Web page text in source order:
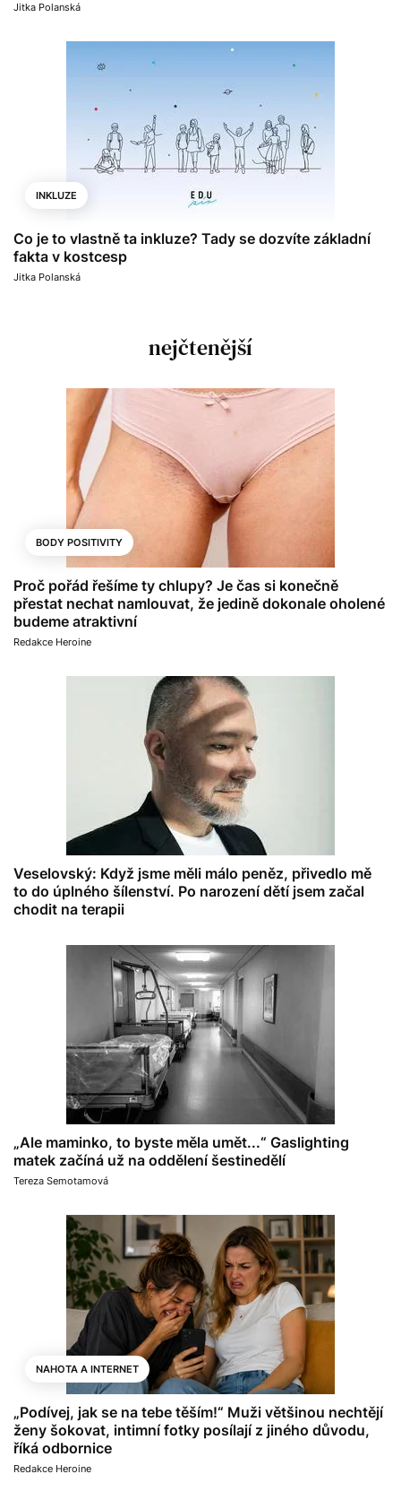
Jitka Polanská
INKLUZE
Co je to vlastně ta inkluze? Tady se dozvíte základní
fakta v kostcesp
Jitka Polanská
nejčtenější
BODY POSITIVITY
Proč pořád řešíme ty chlupy? Je čas si konečně
přestat nechat namlouvat, že jedině dokonale oholené
budeme atraktivní
Redakce Heroine
Veselovský: Když jsme měli málo peněz, přivedlo mě
to do úplného šílenství. Po narození dětí jsem začal
chodit na terapii
„Ale maminko, to byste měla umět...“ Gaslighting
matek začíná už na oddělení šestinedělí
Tereza Semotamová
NAHOTA A INTERNET
„Podívej, jak se na tebe těším!“ Muži většinou nechtějí
ženy šokovat, intimní fotky posílají z jiného důvodu,
říká odbornice
Redakce Heroine